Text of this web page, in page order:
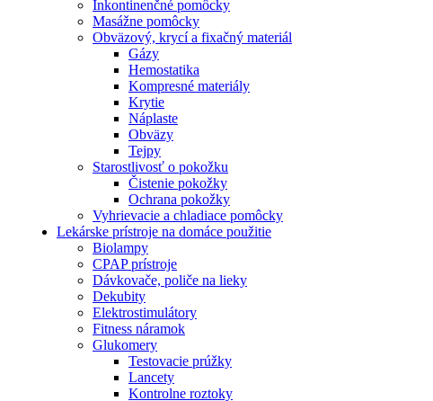
Inkontinenčné pomôcky
Masážne pomôcky
Obväzový, krycí a fixačný materiál
Gázy
Hemostatika
Kompresné materiály
Krytie
Náplaste
Obväzy
Tejpy
Starostlivosť o pokožku
Čistenie pokožky
Ochrana pokožky
Vyhrievacie a chladiace pomôcky
Lekárske prístroje na domáce použitie
Biolampy
CPAP prístroje
Dávkovače, poliče na lieky
Dekubity
Elektrostimulátory
Fitness náramok
Glukomery
Testovacie prúžky
Lancety
Kontrolne roztoky